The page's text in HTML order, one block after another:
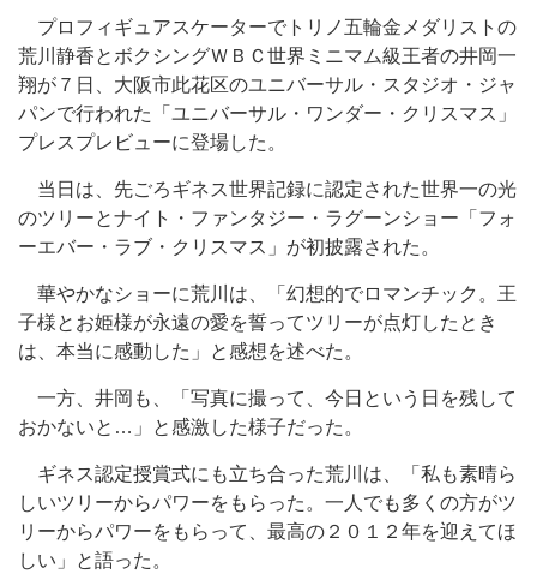
プロフィギュアスケーターでトリノ五輪金メダリストの
荒川静香とボクシングＷＢＣ世界ミニマム級王者の井岡一
翔が７日、大阪市此花区のユニバーサル・スタジオ・ジャ
パンで行われた「ユニバーサル・ワンダー・クリスマス」
プレスプレビューに登場した。
当日は、先ごろギネス世界記録に認定された世界一の光
のツリーとナイト・ファンタジー・ラグーンショー「フォ
ーエバー・ラブ・クリスマス」が初披露された。
華やかなショーに荒川は、「幻想的でロマンチック。王
子様とお姫様が永遠の愛を誓ってツリーが点灯したとき
は、本当に感動した」と感想を述べた。
一方、井岡も、「写真に撮って、今日という日を残して
おかないと…」と感激した様子だった。
ギネス認定授賞式にも立ち合った荒川は、「私も素晴ら
しいツリーからパワーをもらった。一人でも多くの方がツ
リーからパワーをもらって、最高の２０１２年を迎えてほ
しい」と語った。